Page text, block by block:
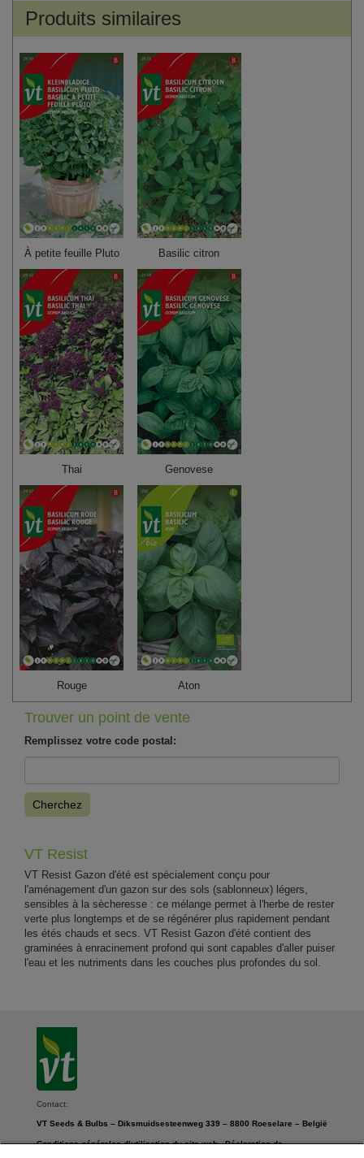
Produits similaires
À petite feuille Pluto Basilic citron
Thai Genovese
Rouge Aton
Trouver un point de vente
Remplissez votre code postal:
Cherchez
VT Resist
VT Resist Gazon d'été est spécialement conçu pour
l'aménagement d'un gazon sur des sols (sablonneux) légers,
sensibles à la sècheresse : ce mélange permet à l'herbe de rester
verte plus longtemps et de se régénérer plus rapidement pendant
les étés chauds et secs. VT Resist Gazon d'été contient des
graminées à enracinement profond qui sont capables d'aller puiser
l'eau et les nutriments dans les couches plus profondes du sol.
Contact:
VT Seeds & Bulbs – Diksmuidsesteenweg 339 – 8800 Roeselare – België
Conditions générales d’utilisation du site web-Déclaration de